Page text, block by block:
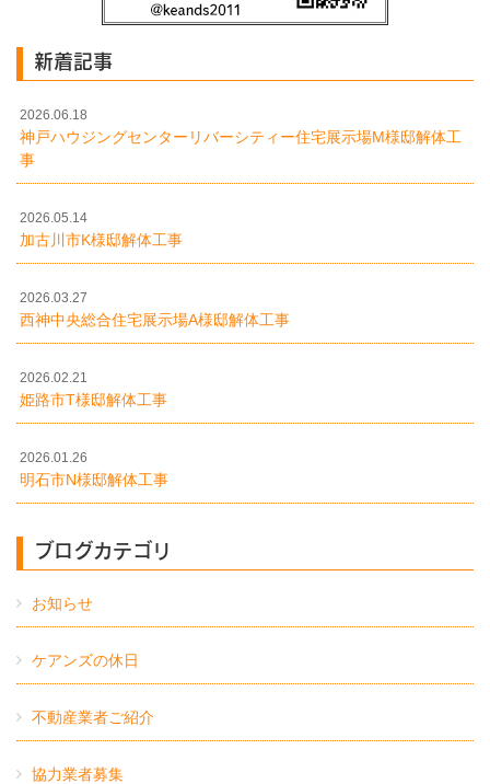
新着記事
2026.06.18
神戸ハウジングセンターリバーシティー住宅展示場M様邸解体工
事
2026.05.14
加古川市K様邸解体工事
2026.03.27
西神中央総合住宅展示場A様邸解体工事
2026.02.21
姫路市T様邸解体工事
2026.01.26
明石市N様邸解体工事
ブログカテゴリ
お知らせ
ケアンズの休日
不動産業者ご紹介
協力業者募集